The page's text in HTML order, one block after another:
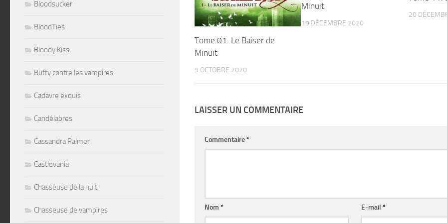
Tome 01: Le Baiser de
Minuit
9 OCTOBRE 2020
Minuit
19 DÉCEMBRE 2020
20
LAISSER UN COMMENTAIRE
Commentaire*
Nom * E-mail*
Bloodsucker
BloodTies
Bloody Kiss
Buffy contre les vampires
Cadavre exquis
Candélabres
Cassandra Palmer
Castlevania
Chasseuse de la nuit
Chasseuse de vampires